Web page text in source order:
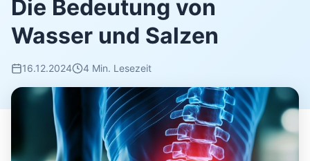
Die Bedeutung von
Wasser und Salzen
16.12.2024 4 Min. Lesezeit